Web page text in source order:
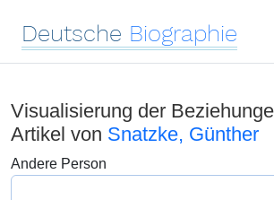
Deutsche Biographie
Visualisierung der
Artikel von Snatzke, Günther
Andere Person